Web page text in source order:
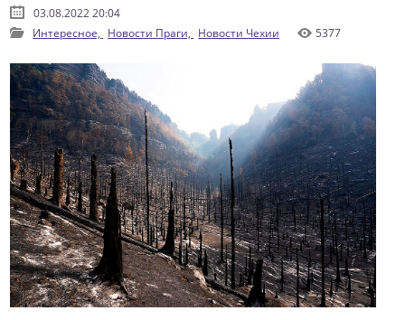
03.08.2022 20:04
Интересное, Новости Праги, Новости Чехии 5377